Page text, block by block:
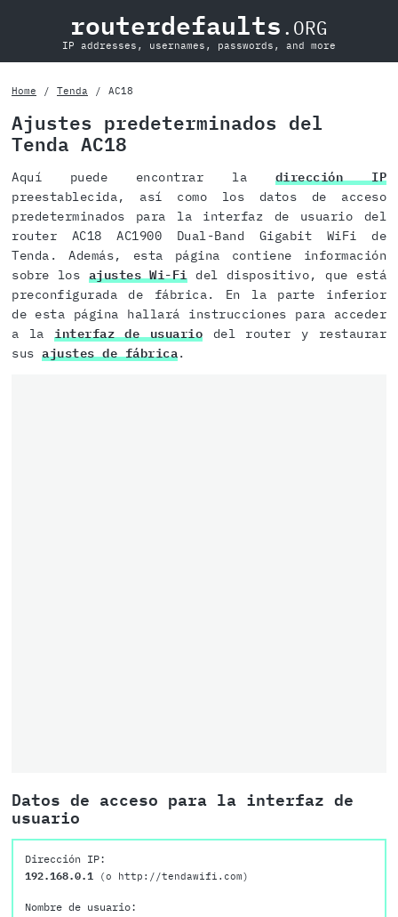
routerdefaults .ORG
IP addresses, usernames, passwords, and more
Home Tenda AC18
Ajustes predeterminados del
Tenda AC18
Aquí puede encontrar la dirección IP
preestablecida, así como los datos de acceso
predeterminados para la interfaz de usuario del
router AC18 AC1900 Dual-Band Gigabit WiFi de
Tenda. Además, esta página contiene información
sobre los ajustes Wi-Fidel dispositivo, que está
preconfigurada de fábrica. En la parte inferior
de esta página hallará instrucciones para acceder
a lainterfaz de usuario del router y restaurar
sus ajustes de fábrica.
Datos de acceso para la interfaz de
usuario
Dirección IP:
192.168.0.1
(o http://tendawifi.com)
Nombre de usuario: